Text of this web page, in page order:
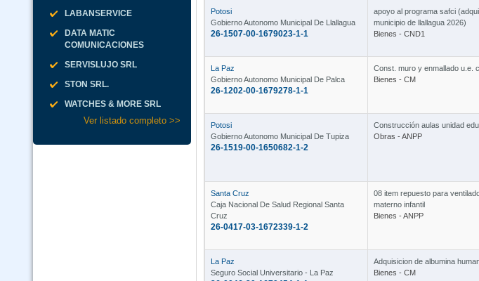
LABANSERVICE
DATA MATIC
COMUNICACIONES
SERVISLUJO SRL
STON SRL.
WATCHES & MORE SRL
Ver listado completo >>
Potosi
Gobierno Autonomo Municipal De Llallagua
26-1507-00-1679023-1-1
apoyo al programa safci
municipio de llallagua 2026)
Bienes - CND1
La Paz
Gobierno Autonomo Municipal De Palca
26-1202-00-1679278-1-1
Const. muro y enmallado u.e.
Bienes - CM
Potosi
Gobierno Autonomo Municipal De Tupiza
26-1519-00-1650682-1-2
Construcción aulas unidad
Obras - ANPP
Santa Cruz
Caja Nacional De Salud Regional Santa
Cruz
26-0417-03-1672339-1-2
08 item repuesto para
materno infantil
Bienes - ANPP
La Paz
Seguro Social Universitario - La Paz
Adquisicion de albumina
Bienes - CM